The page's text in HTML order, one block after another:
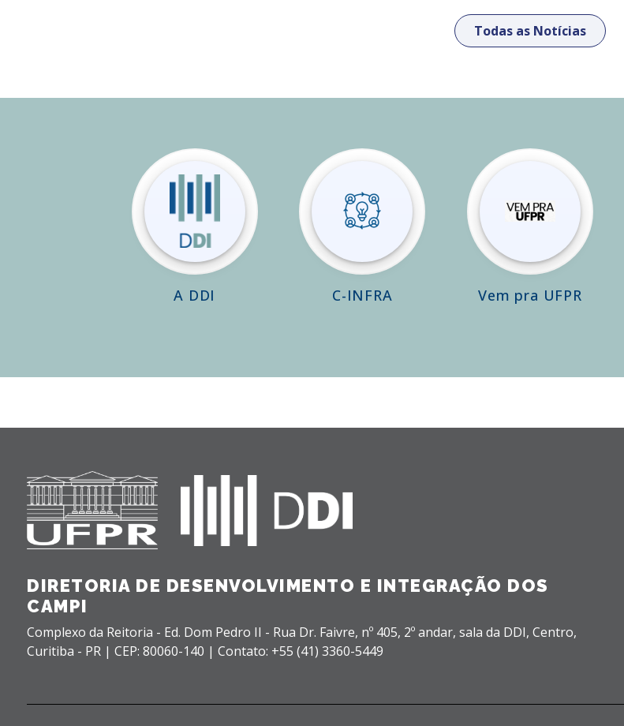
Todas as Notícias
A DDI C-INFRA Vem pra UFPR
DIRETORIA DE DESENVOLVIMENTO E INTEGRAÇÃO DOS
CAMPI
Complexo da Reitoria - Ed. Dom Pedro II - Rua Dr. Faivre, nº 405, 2º andar, sala da DDI, Centro,
Curitiba - PR | CEP: 80060-140 | Contato: +55 (41) 3360-5449